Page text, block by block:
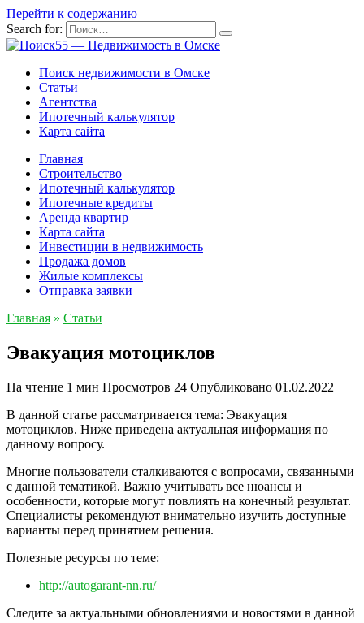
Перейти к содержанию
Search for:
Поиск недвижимости в Омске
Статьи
Агентства
Ипотечный калькулятор
Карта сайта
Главная
Строительство
Ипотечный калькулятор
Ипотечные кредиты
Аренда квартир
Карта сайта
Инвестиции в недвижимость
Продажа домов
Жилые комплексы
Отправка заявки
Главная » Статьи
Эвакуация мотоциклов
На чтение 1 мин Просмотров 24 Опубликовано 01.02.2022
В данной статье рассматривается тема: Эвакуация
мотоциклов. Ниже приведена актуальная информация по
данному вопросу.
Многие пользователи сталкиваются с вопросами, связанными
с данной тематикой. Важно учитывать все нюансы и
особенности, которые могут повлиять на конечный результат.
Специалисты рекомендуют внимательно изучить доступные
варианты перед принятием решения.
Полезные ресурсы по теме:
http://autogarant-nn.ru/
Следите за актуальными обновлениями и новостями в данной